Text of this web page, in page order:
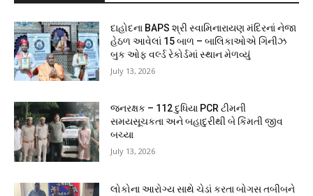
દાહોદના BAPS શ્રી સ્વામિનારાયણ મંદિરનાં નેજા
હેઠળ આવેલાં 15 બાળ – બાલિકાઓએ ગિનીઝ
બુક ઓફ વર્લ્ડ રેકોર્ડમાં સ્થાન મેળવ્યું
July 13, 2026
જનરક્ષક – 112 દુધિયા PCR ટીમની
સમયસૂચકતા અને બહાદુરીથી બે કિંમતી જીવ
બચ્યા
July 13, 2026
લોકોના આરોગ્ય સાથે ચેડાં કરતા બોગસ તબીબને